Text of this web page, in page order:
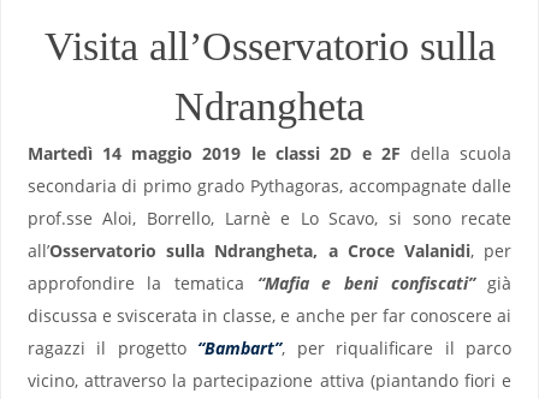
Visita all’Osservatorio sulla
Ndrangheta
Martedì 14 maggio 2019 le classi 2D e 2F della scuola
secondaria di primo grado Pythagoras, accompagnate dalle
prof.sse Aloi, Borrello, Larnè e Lo Scavo, si sono recate
all’Osservatorio sulla Ndrangheta, a Croce Valanidi, per
approfondire la tematica “Mafia e beni confiscati”già
discussa e sviscerata in classe, e anche per far conoscere ai
ragazzi il progetto “Bambart”, per riqualificare il parco
vicino, attraverso la partecipazione attiva (piantando fiori e